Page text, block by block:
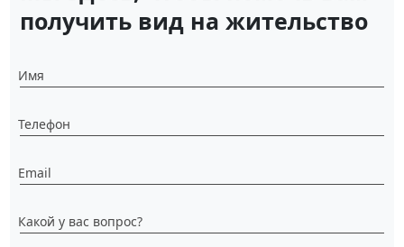
получить вид на жительство
Имя
Телефон
Email
Какой у вас вопрос?